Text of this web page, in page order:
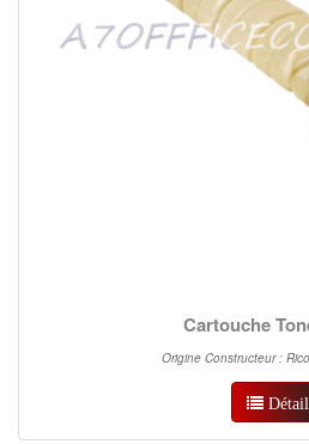
Cartouche
Origine Constructeur :